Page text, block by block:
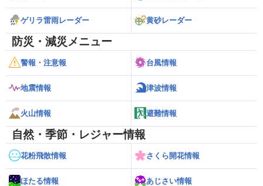
ゲリラ雷雨レーダー 黄砂レーダー
防災・減災メニュー
警報・注意報 台風情報
地震情報 津波情報
火山情報 避難情報
自然・季節・レジャー情報
花粉飛散情報 さくら開花情報
ほたる情報 あじさい情報